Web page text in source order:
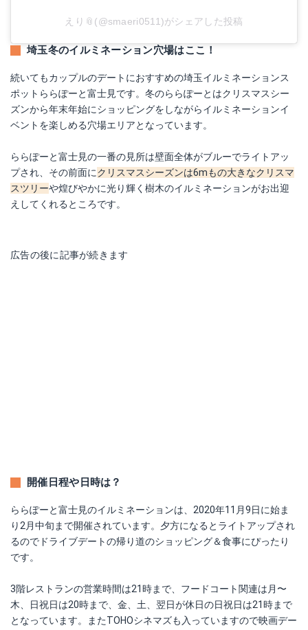
えり📎(@smaeri0511)がシェアした投稿
埼玉冬のイルミネーション穴場はここ！
続いてもカップルのデートにおすすめの埼玉イルミネーションス
ポットららぽーと富士見です。冬のららぽーとはクリスマスシー
ズンから年末年始にショッピングをしながらイルミネーションイ
ベントを楽しめる穴場エリアとなっています。
ららぽーと富士見の一番の見所は壁面全体がブルーでライトアッ
プされ、その前面にクリスマスシーズンは6mもの大きなクリスマ
スツリーや煌びやかに光り輝く樹木のイルミネーションがお出迎
えしてくれるところです。
広告の後に記事が続きます
開催日程や日時は？
ららぽーと富士見のイルミネーションは、2020年11月9日に始ま
り2月中旬まで開催されています。夕方になるとライトアップされ
るのでドライブデートの帰り道のショッピング＆食事にぴったり
です。
3階レストランの営業時間は21時まで、フードコート関連は月〜
木、日祝日は20時まで、金、土、翌日が休日の日祝日は21時まで
となっています。またTOHOシネマズも入っていますので映画デー